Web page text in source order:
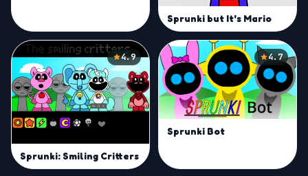
Sprunki but It's Mario
4.9
Sprunki: Smiling Critters
4.7
Sprunki Bot